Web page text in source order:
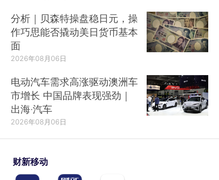
分析｜贝森特操盘稳日元，操
作巧思能否撬动美日货币基本
面
2026年08月06日
电动汽车需求高涨驱动澳洲车
市增长 中国品牌表现强劲｜
出海·汽车
2026年08月06日
财新移动